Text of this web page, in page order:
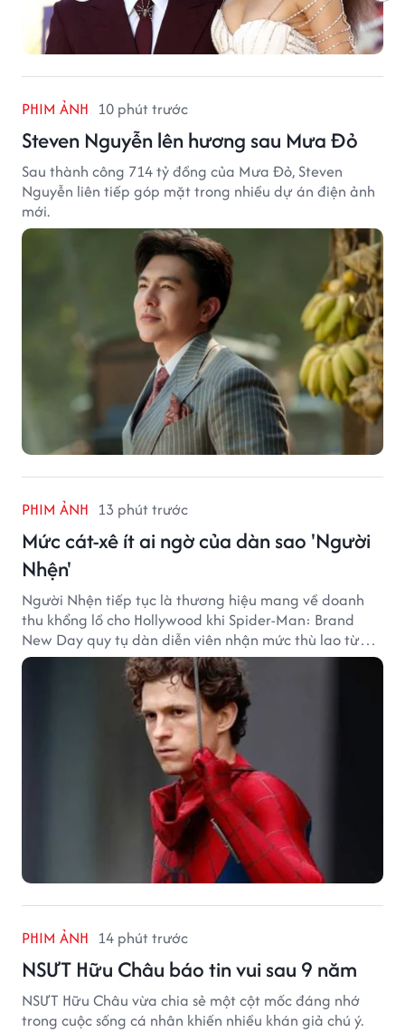
PHIM ẢNH 10 phút trước
Steven Nguyễn lên hương sau Mưa Đỏ
Sau thành công 714 tỷ đồng của Mưa Đỏ, Steven
Nguyễn liên tiếp góp mặt trong nhiều dự án điện ảnh
mới.
PHIM ẢNH 13 phút trước
Mức cát-xê ít ai ngờ của dàn sao 'Người
Nhện'
Người Nhện tiếp tục là thương hiệu mang về doanh
thu khổng lồ cho Hollywood khi Spider-Man: Brand
New Day quy tụ dàn diễn viên nhận mức thù lao từ
hàng chục đến hàng trăm tỷ đồng. Thành công phòng
vé của bộ phim cũng giúp nhiều ngôi sao sở hữu khoản
thu nhập đáng mơ ước.
PHIM ẢNH 14 phút trước
NSƯT Hữu Châu báo tin vui sau 9 năm
NSƯT Hữu Châu vừa chia sẻ một cột mốc đáng nhớ
trong cuộc sống cá nhân khiến nhiều khán giả chú ý.